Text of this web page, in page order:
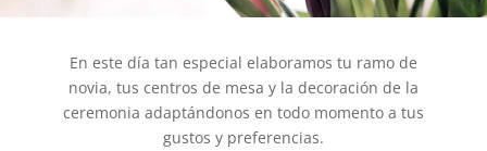
En este día tan especial elaboramos tu ramo de
novia, tus centros de mesa y la decoración de la
ceremonia adaptándonos en todo momento a tus
gustos y preferencias.